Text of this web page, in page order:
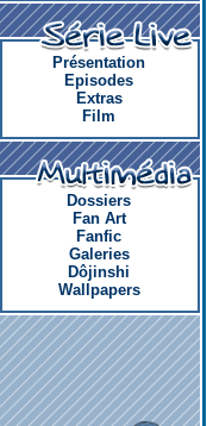
Présentation
Episodes
Extras
Film
Dossiers
Fan Art
Fanfic
Galeries
Dôjinshi
Wallpapers